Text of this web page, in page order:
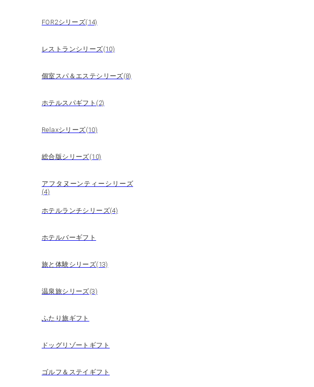
FOR2シリーズ(14)
レストランシリーズ(10)
個室スパ＆エステシリーズ(8)
ホテルスパギフト(2)
Relaxシリーズ(10)
総合版シリーズ(10)
アフタヌーンティーシリーズ
(4)
ホテルランチシリーズ(4)
ホテルバーギフト
旅と体験シリーズ(13)
温泉旅シリーズ(3)
ふたり旅ギフト
ドッグリゾートギフト
ゴルフ＆ステイギフト